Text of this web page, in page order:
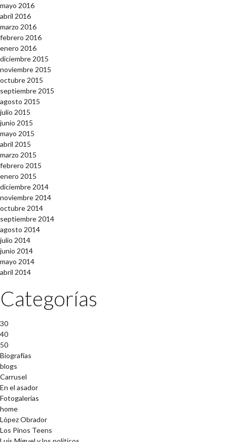
mayo 2016
abril 2016
marzo 2016
febrero 2016
enero 2016
diciembre 2015
noviembre 2015
octubre 2015
septiembre 2015
agosto 2015
julio 2015
junio 2015
mayo 2015
abril 2015
marzo 2015
febrero 2015
enero 2015
diciembre 2014
noviembre 2014
octubre 2014
septiembre 2014
agosto 2014
julio 2014
junio 2014
mayo 2014
abril 2014
Categorías
30
40
50
Biografías
blogs
Carrusel
En el asador
Fotogalerías
home
López Obrador
Los Pinos Teens